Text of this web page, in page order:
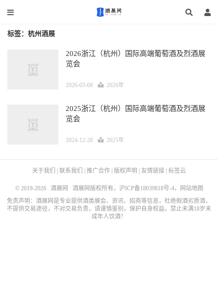
标签：杭州酒展
2026浙江（杭州）国际高端葡萄酒及烈酒展
览会
2026-03-08 2026年
2025浙江（杭州）国际高端葡萄酒及烈酒展
览会
2024-12-28 2025年
关于我们 联系我们 推广合作 版权声明 友情链接 标签云
© 2019-2026 酒展网 酒展网版权所有， 沪ICP备18039818号-4，
网站地图
免责声明：酒展网是专业提供酒类展会、资讯、招商等信息，杜绝假酒劣质酒，
不提供交易途径，不对交易负责，请谨慎鉴别，保护自身权益。禁止未满18岁未
成年人饮酒！